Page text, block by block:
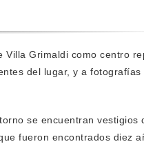
Grimaldi como centro
del lugar, y a
se encuentran vestigios
fueron encontrados diez